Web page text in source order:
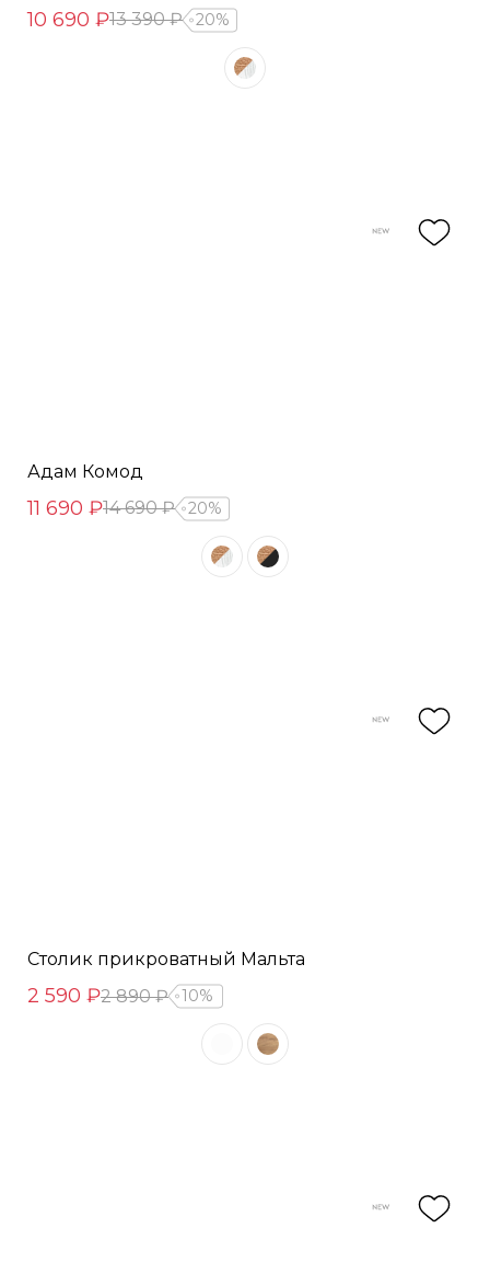
10 690 ₽13 390 ₽ 20%
Адам Комод
11 690 ₽14 690 ₽ 20%
Столик прикроватный Мальта
2 590 ₽2 890 ₽ 10%